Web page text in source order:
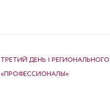
ТРЕТИЙ ДЕНЬ I
«ПРОФЕССИОНАЛЫ»